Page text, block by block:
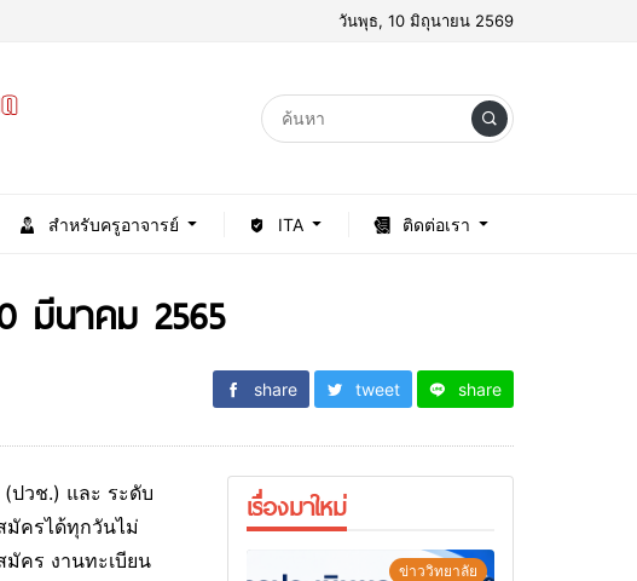
วันพุธ, 10 มิถุนายน 2569
สำหรับครูอาจารย์ ITA ติดต่อเรา
มีนาคม 2565
share tweet share
ปวช.) และ ระดับ
ครได้ทุกวันไม่
คร งานทะเบียน
เรื่องมาใหม่
ข่าววิทยาลัย